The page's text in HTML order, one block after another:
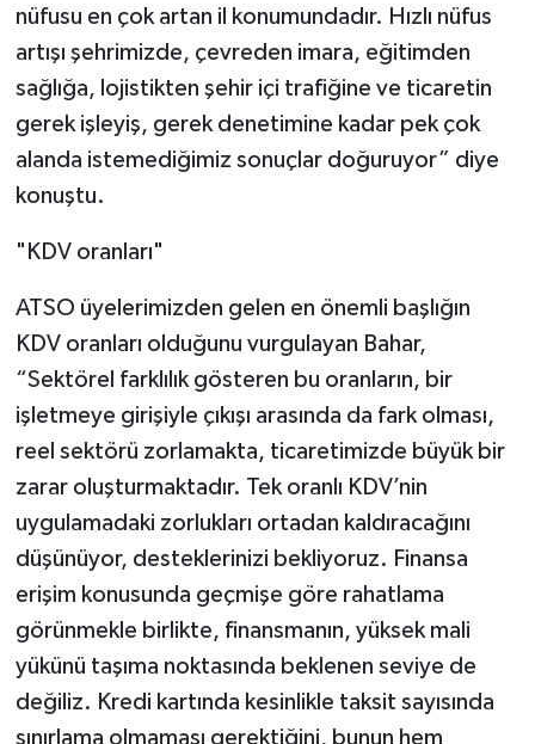
nüfusu en çok artan il konumundadır. Hızlı nüfus
artışı şehrimizde, çevreden imara, eğitimden
sağlığa, lojistikten şehir içi trafiğine ve ticaretin
gerek işleyiş, gerek denetimine kadar pek çok
alanda istemediğimiz sonuçlar doğuruyor” diye
konuştu.
"KDV oranları"
ATSO üyelerimizden gelen en önemli başlığın
KDV oranları olduğunu vurgulayan Bahar,
“Sektörel farklılık gösteren bu oranların, bir
işletmeye girişiyle çıkışı arasında da fark olması,
reel sektörü zorlamakta, ticaretimizde büyük bir
zarar oluşturmaktadır. Tek oranlı KDV’nin
uygulamadaki zorlukları ortadan kaldıracağını
düşünüyor, desteklerinizi bekliyoruz. Finansa
erişim konusunda geçmişe göre rahatlama
görünmekle birlikte, finansmanın, yüksek mali
yükünü taşıma noktasında beklenen seviye de
değiliz. Kredi kartında kesinlikle taksit sayısında
sınırlama olmaması gerektiğini, bunun hem